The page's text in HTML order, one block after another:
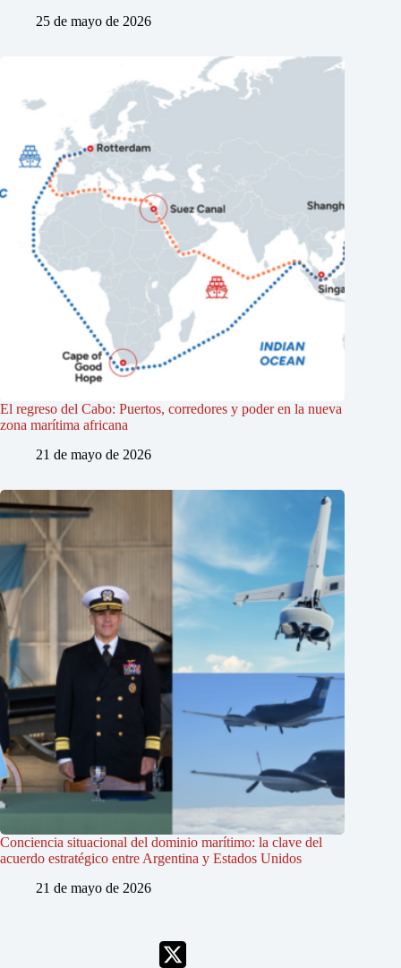
25 de mayo de 2026
El regreso del Cabo: Puertos, corredores y poder en la nueva
zona marítima africana
21 de mayo de 2026
Conciencia situacional del dominio marítimo: la clave del
acuerdo estratégico entre Argentina y Estados Unidos
21 de mayo de 2026